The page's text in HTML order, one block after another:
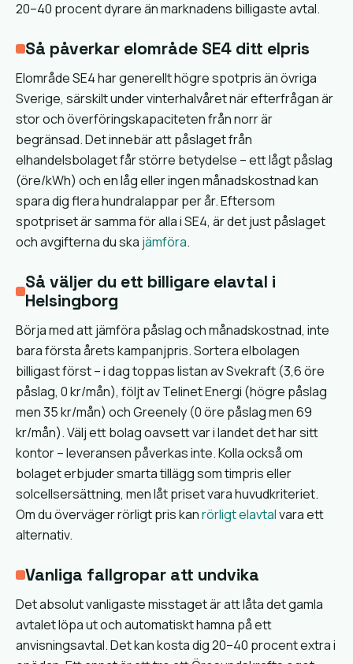
20–40 procent dyrare än marknadens billigaste avtal.
Så påverkar elområde SE4 ditt elpris
Elområde SE4 har generellt högre spotpris än övriga
Sverige, särskilt under vinterhalvåret när efterfrågan är
stor och överföringskapaciteten från norr är
begränsad. Det innebär att påslaget från
elhandelsbolaget får större betydelse – ett lågt påslag
(öre/kWh) och en låg eller ingen månadskostnad kan
spara dig flera hundralappar per år. Eftersom
spotpriset är samma för alla i SE4, är det just påslaget
och avgifterna du ska jämföra.
Så väljer du ett billigare elavtal i
Helsingborg
Börja med att jämföra påslag och månadskostnad, inte
bara första årets kampanjpris. Sortera elbolagen
billigast först – i dag toppas listan av Svekraft (3,6 öre
påslag, 0 kr/mån), följt av Telinet Energi (högre påslag
men 35 kr/mån) och Greenely (0 öre påslag men 69
kr/mån). Välj ett bolag oavsett var i landet det har sitt
kontor – leveransen påverkas inte. Kolla också om
bolaget erbjuder smarta tillägg som timpris eller
solcellsersättning, men låt priset vara huvudkriteriet.
Om du överväger rörligt pris kanrörligt elavtalvara ett
alternativ.
Vanliga fallgropar att undvika
Det absolut vanligaste misstaget är att låta det gamla
avtalet löpa ut och automatiskt hamna på ett
anvisningsavtal. Det kan kosta dig 20–40 procent extra i